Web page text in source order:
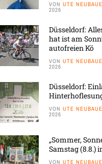
VON UTE
2026
Düsseldorf:
hat ist am
autofreien Kö
VON UTE
2026
Düsseldorf:
VON UTE
2026
„Sommer,
Samstag (8.8.)
VON UTE